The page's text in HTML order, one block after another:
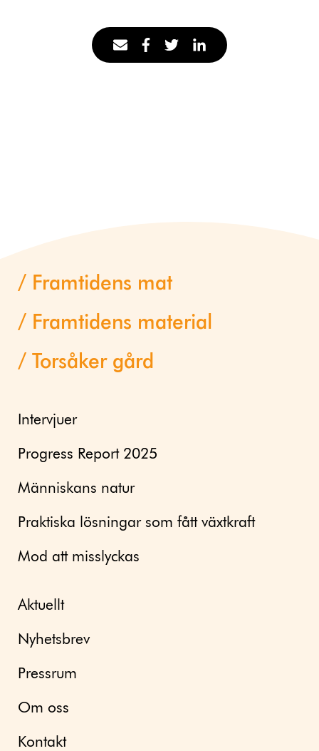
Framtidens mat
Framtidens material
Torsåker gård
Intervjuer
Progress Report 2025
Människans natur
Praktiska lösningar som fått växtkraft
Mod att misslyckas
Aktuellt
Nyhetsbrev
Pressrum
Om oss
Kontakt